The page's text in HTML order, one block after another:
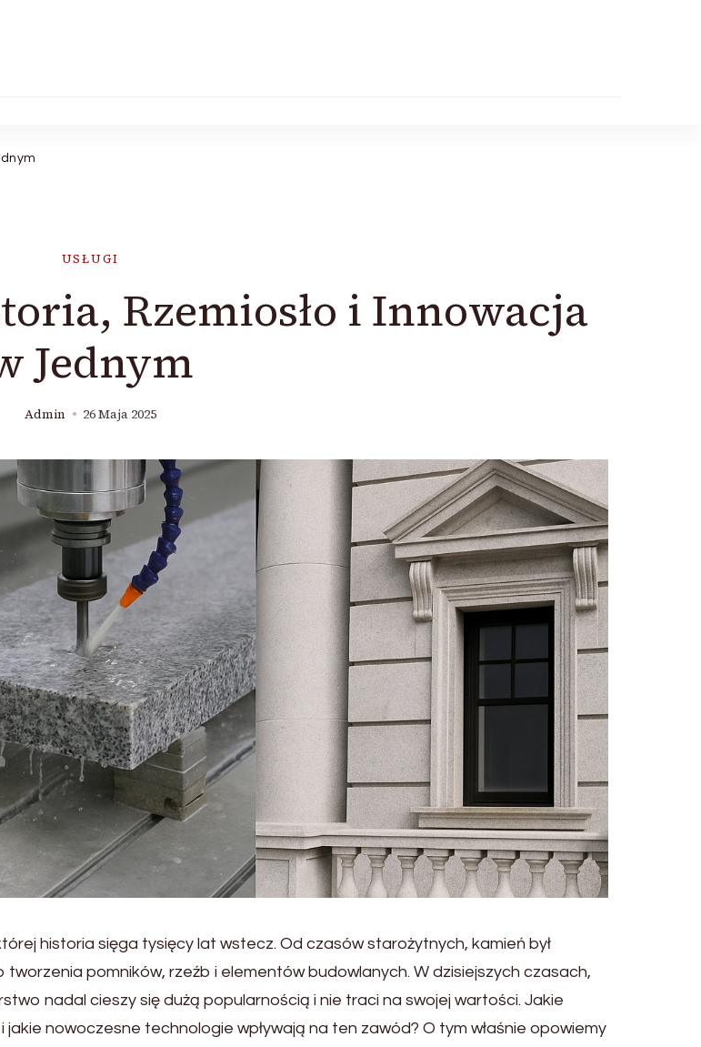
USŁUGI
Rzemiosło i Innowacja
Jednym
Admin 26 Maja 2025
historia sięga tysięcy lat wstecz. Od czasów starożytnych, kamień był
pomników, rzeźb i elementów budowlanych. W dzisiejszych czasach,
nadal cieszy się dużą popularnością i nie traci na swojej wartości. Jakie
nowoczesne technologie wpływają na ten zawód? O tym właśnie opowiemy